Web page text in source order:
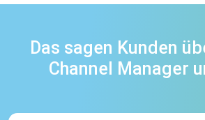
Das sagen Kunden
Channel Manager